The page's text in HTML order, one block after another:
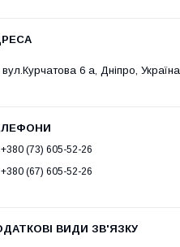
вул.Курчатова 6 а, Дніпро, Україна
+380 (73) 605-52-26
+380 (67) 605-52-26